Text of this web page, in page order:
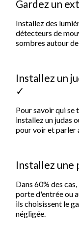
Gardez un
Installez des
détecteurs de
sombres autour
Installez un
✓
Pour savoir qui se
installez un judas
pour voir et parler
Installez
Dans 60% des
porte d'entrée ou
ils choisissent le
négligée.